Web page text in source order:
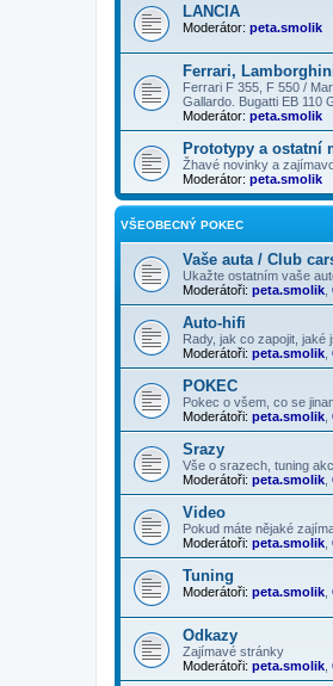
LANCIA
Moderátor: peta.smolik
Ferrari,
Ferrari F 355, F 550 /
Gallardo. Bugatti EB 110
Moderátor: peta.smolik
Prototypy a ostatní
Žhavé novinky a
Moderátor: peta.smolik
VŠEOBECNÝ POKEC
Vaše auta / Club
Ukažte ostatním vaše
Moderátoři: peta.smolik
Auto-hifi
Rady, jak co zapojit, jaké
Moderátoři: peta.smolik
POKEC
Pokec o všem, co se
Moderátoři: peta.smolik
Srazy
Vše o srazech, tuning
Moderátoři: peta.smolik
Video
Pokud máte nějaké
Moderátoři: peta.smolik
Tuning
Moderátoři: peta.smolik
Odkazy
Zajímavé stránky
Moderátoři: peta.smolik